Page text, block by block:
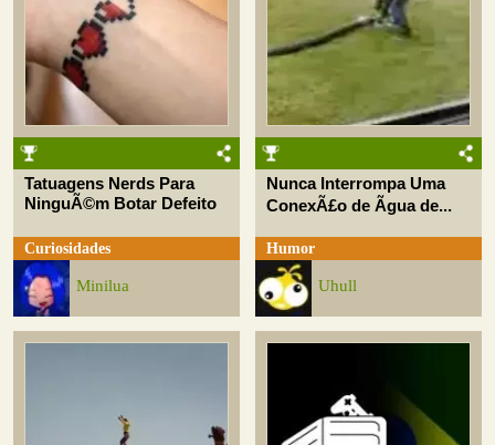
Tatuagens Nerds Para
NinguÃ©m Botar Defeito
Curiosidades
Minilua
Nunca Interrompa Uma
ConexÃ£o de Ãgua de...
Humor
Uhull